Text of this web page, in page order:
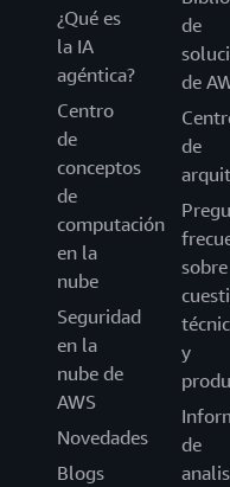
¿Qué es
la IA
agéntica?
Centro
de
conceptos
de
computación
en la
nube
Seguridad
en la
nube de
AWS
Novedades
Blogs
de
de
de
sobre
y
de